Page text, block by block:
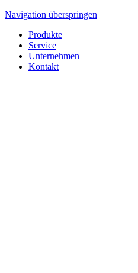
Navigation überspringen
Produkte
Service
Unternehmen
Kontakt